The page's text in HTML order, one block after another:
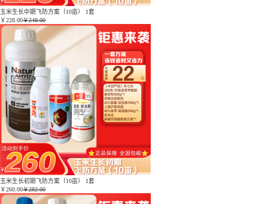
玉米生长中期飞防方案（10亩） 1套
￥228.00￥248.00
玉米生长初期飞防方案（10亩） 1套
￥260.00￥282.00